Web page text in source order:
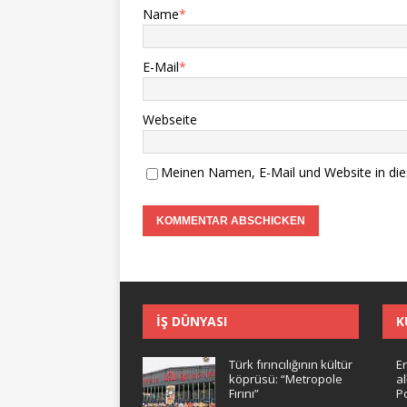
Name*
E-Mail*
Webseite
Meinen Namen, E-Mail und Website in
İŞ DÜNYASI
Türk fırıncılığının kültür
köprüsü: “Metropole
Fırını”